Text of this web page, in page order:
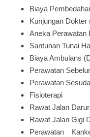
Biaya
Kunjungan
Aneka Perawatan
Santunan Tunai
Biaya Ambulans
Perawatan
Perawatan
Fisioterapi
Rawat Jalan
Rawat Jalan Gigi
Perawatan